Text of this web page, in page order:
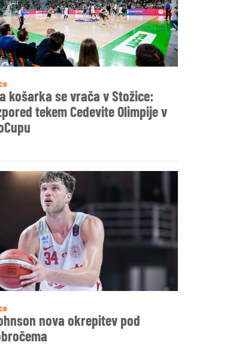
košarka se vrača v Stožice:
tekem Cedevite Olimpije v
nova okrepitev pod